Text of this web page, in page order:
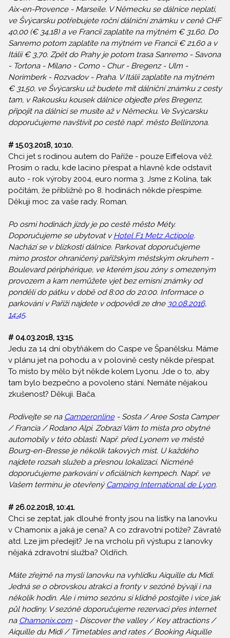
Aix-en-Provence - Marseile. V Německu se dálnice neplatí,
ve Švýcarsku potřebujete roční dálniční známku v ceně CHF
40,00 (€ 34,18) a ve Francii zaplatíte na mýtném € 31,60. Do
Sanremo potom zaplatíte na mýtném ve Francii € 21,60 a v
Itálii € 3,70. Zpět do Prahy je potom trasa Sanremo - Savona
- Tortona - Milano - Como - Chur - Bregenz - Ulm -
Norimberk - Rozvadov - Praha. V Itálii zaplatíte na mýtném
€ 31,50, ve Švýcarsku už budete mít dálniční známku z cesty
tam, v Rakousku kousek dálnice objeďte přes Bregenz,
připojit na dálnici se musíte až v Německu. Ve Svýcarsku
doporučujeme navštívit po cestě např. město Bellinzona.
#15.03.2018, 10:10.
Chci jet s rodinou autem do Paříže - pouze Eiffelova věž.
Prosím o radu, kde lacino přespat a hlavně kde odstavit
auto - rok výroby 2004, euro norma 3. Jsme z Kolína, tak
počítám, že přibližně po 8. hodinách někde přespíme.
Děkuji moc za vaše rady. Roman.
Po osmi hodinách jízdy je po cestě město Méty.
Doporučujeme se ubytovat vHotel F1 Metz Actipole.
Nachází se v blízkosti dálnice. Parkovat doporučujeme
mimo prostor ohraničený pařížským městským okruhem -
Boulevard périphérique, ve kterém jsou zóny s omezeným
provozem a kam nemůžete vjet bez emisní známky od
pondělí do pátku v době od 8:00 do 20:00. Informace o
parkování v Paříži najdete v odpovědi ze dne 30.08.2016,
14:45.
# 04.03.2018, 13:15.
Jedu za 14 dní obytňákem do Caspe ve Španělsku. Máme
v plánu jet na pohodu a v polovině cesty někde přespat.
To místo by mělo být někde kolem Lyonu. Jde o to, aby
tam bylo bezpečno a povoleno stání. Nemáte nějakou
zkušenost? Děkuji. Bača.
Podívejte se na Camperonline- Sosta / Aree Sosta Camper
/ Francia / Rodano Alpi. Zobrazí Vám to místa pro obytné
automobily v této oblasti. Např. před Lyonem ve městě
Bourg-en-Bresse je několik takových míst. U každého
najdete rozsah služeb a přesnou lokalizaci. Nicméně
doporučujeme parkování v oficiálních kempech. Např. ve
Vašem termínu je otevřenýCamping International de Lyon.
# 26.02.2018, 10:41.
Chci se zeptat, jak dlouhé fronty jsou na lístky na lanovku
v Chamonix a jaká je cena? A co zdravotní potíže? Závratě
atd. Lze jim předejít? Je na vrcholu při výstupu z lanovky
nějaká zdravotní služba? Oldřich.
Máte zřejmě na mysli lanovku na vyhlídku Aiquille du Midi.
Jedná se o obrovskou atrakci a fronty v sezóně bývají i na
několik hodin. Ale i mimo sezónu si klidně postojíte i více jak
půl hodiny. V sezóně doporučujeme rezervaci přes internet
na Chamonix.com - Discover the valley / Key attractions /
Aiquille du Midi / Timetables and rates / Booking Aiquille